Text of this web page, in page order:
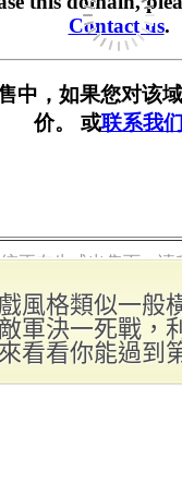
風格類似一般
軍決一死戰，
看看你能過到